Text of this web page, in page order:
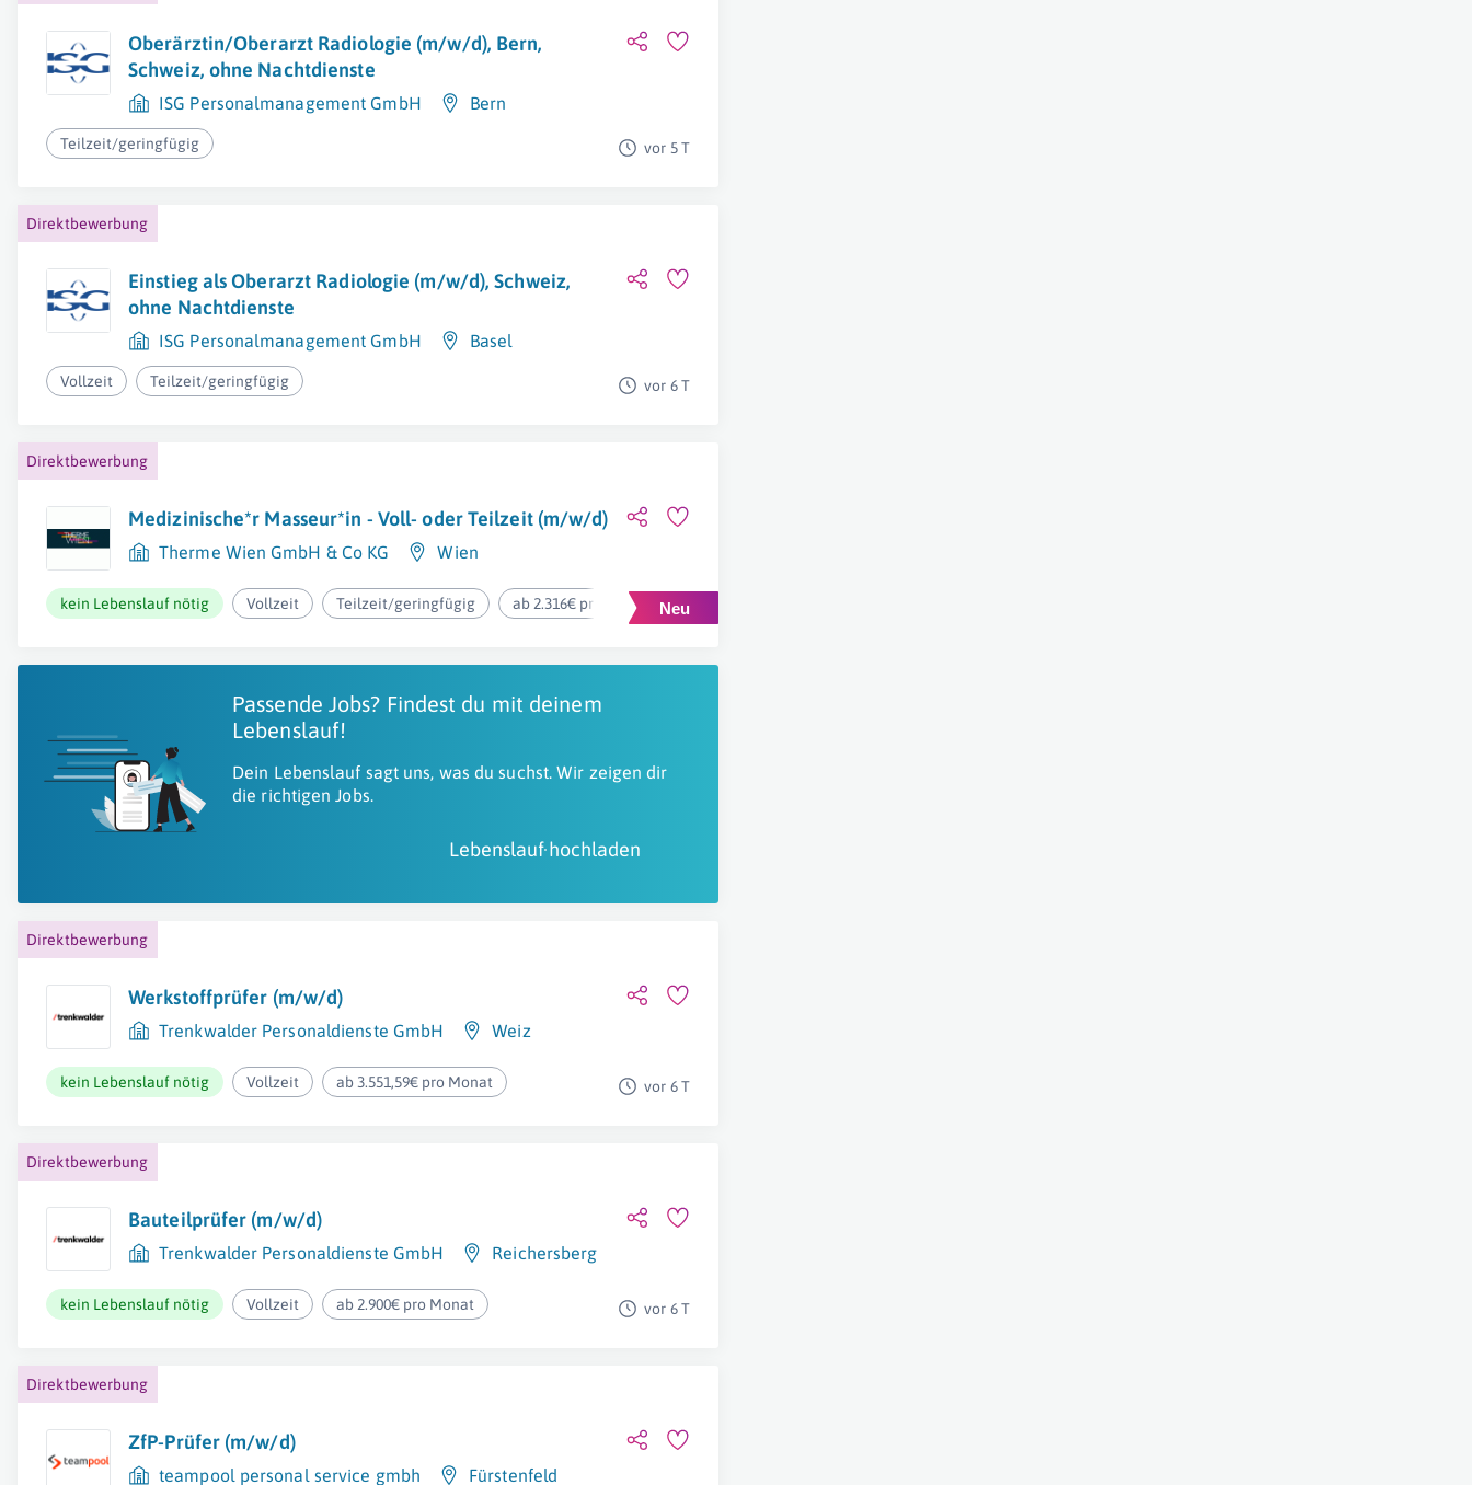
Oberärztin/Oberarzt Radiologie (m/w/d), Bern,
Schweiz, ohne Nachtdienste
ISG Personalmanagement GmbH Bern
Teilzeit/geringfügig vor 5 T
Direktbewerbung
Einstieg als Oberarzt Radiologie (m/w/d), Schweiz,
ohne Nachtdienste
ISG Personalmanagement GmbH Basel
Vollzeit Teilzeit/geringfügig vor 6 T
Direktbewerbung
Medizinische*r Masseur*in - Voll- oder Teilzeit (m/w/d)
Therme Wien GmbH & Co KG Wien
kein Lebenslauf nötig Vollzeit Teilzeit/geringfügig ab 2.316€ pro Monat
Passende Jobs? Findest du mit deinem
Lebenslauf!
Dein Lebenslauf sagt uns, was du suchst. Wir zeigen dir
die richtigen Jobs.
Lebenslauf hochladen
Direktbewerbung
Werkstoffprüfer (m/w/d)
Trenkwalder Personaldienste GmbH Weiz
kein Lebenslauf nötig Vollzeit ab 3.551,59€ pro Monat vor 6 T
Direktbewerbung
Bauteilprüfer (m/w/d)
Trenkwalder Personaldienste GmbH Reichersberg
kein Lebenslauf nötig Vollzeit ab 2.900€ pro Monat vor 6 T
Direktbewerbung
ZfP-Prüfer (m/w/d)
teampool personal service gmbh Fürstenfeld